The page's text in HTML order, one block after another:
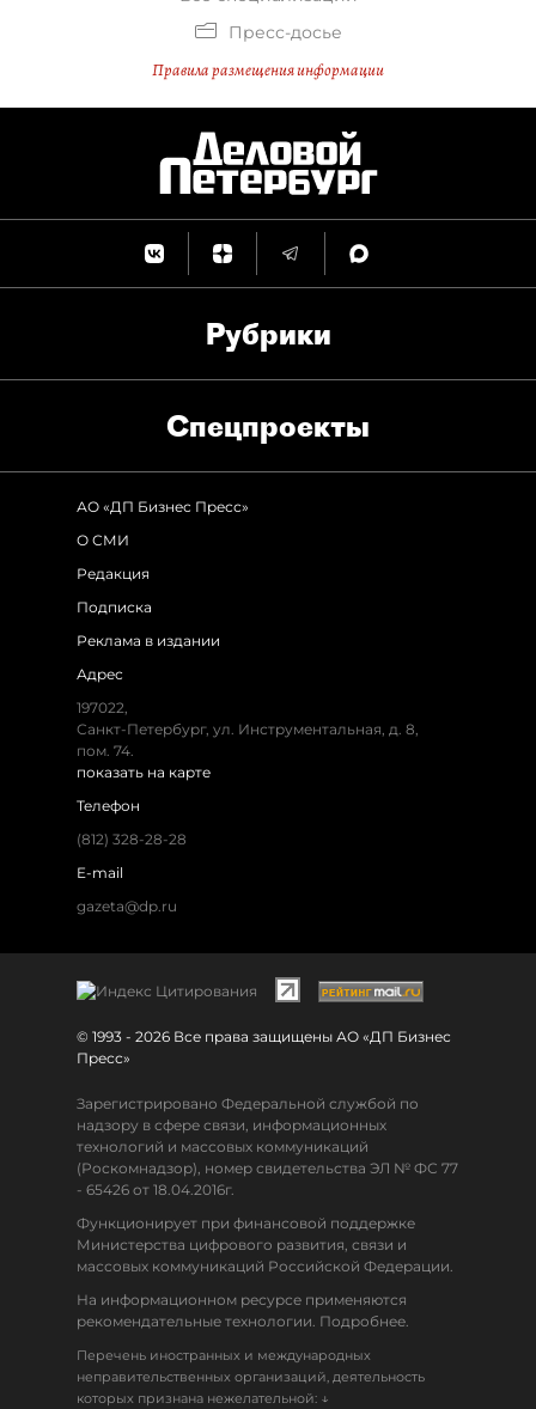
Пресс-досье
Правила размещения информации
Рубрики
Спец­проекты
АО «ДП Бизнес Пресс»
О СМИ
Редакция
Подписка
Реклама в издании
Адрес
197022,
Санкт-Петербург, ул. Инструментальная, д. 8,
пом. 74.
показать на карте
Телефон
(812) 328-28-28
E-mail
gazeta@dp.ru
© 1993 - 2026 Все права защищены АО «ДП Бизнес
Пресс»
Зарегистрировано Федеральной службой по
надзору в сфере связи, информационных
технологий и массовых коммуникаций
(Роскомнадзор), номер свидетельства ЭЛ № ФС 77
- 65426 от 18.04.2016г.
Функционирует при финансовой поддержке
Министерства цифрового развития, связи и
массовых коммуникаций Российской Федерации.
На информационном ресурсе применяются
рекомендательные технологии. Подробнее.
Перечень иностранных и международных
неправительственных организаций, деятельность
которых признана нежелательной: ↓